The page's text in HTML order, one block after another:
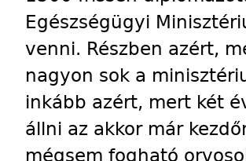
Egészségügyi
venni. Részben azért,
nagyon sok a
inkább azért, mert két
állni az akkor már
mégsem fogható